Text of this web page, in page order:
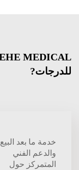
للدرجات?
خدمة ما بعد البيع
والدعم الفني
المتمركز حول